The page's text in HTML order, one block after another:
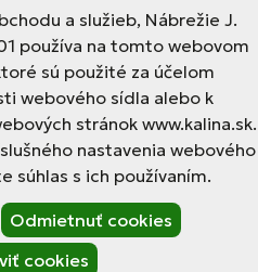
a služieb, Nábrežie J.
používa na tomto webovom
sú použité za účelom
webového sídla alebo k
stránok www.kalina.sk.
nastavenia webového
súhlas s ich používaním.
Odmietnuť cookies
cookies